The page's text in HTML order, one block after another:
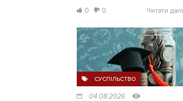
0 0 Читати далі
СУСПІЛЬСТВО
04.08.2026